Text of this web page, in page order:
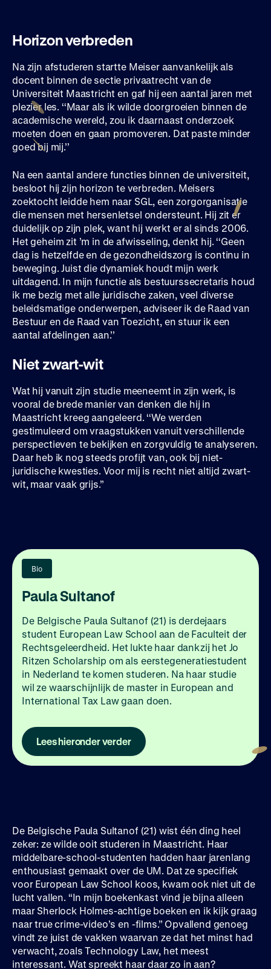
Horizon verbreden
Na zijn afstuderen startte Meiser aanvankelijk als
docent binnen de sectie privaatrecht van de
Universiteit Maastricht en gaf hij een aantal jaren met
plezier les. ‘‘Maar als ik wilde doorgroeien binnen de
academische wereld, zou ik daarnaast onderzoek
moeten doen en gaan promoveren. Dat paste minder
goed bij mij.’’
Na een aantal andere functies binnen de universiteit,
besloot hij zijn horizon te verbreden. Meisers
zoektocht leidde hem naar SGL, een zorgorganisatie
die mensen met hersenletsel ondersteunt. Hij zit er
duidelijk op zijn plek, want hij werkt er al sinds 2006.
Het geheim zit ’m in de afwisseling, denkt hij. ‘‘Geen
dag is hetzelfde en de gezondheidszorg is continu in
beweging. Juist die dynamiek houdt mijn werk
uitdagend. In mijn functie als bestuurssecretaris houd
ik me bezig met alle juridische zaken, veel diverse
beleidsmatige onderwerpen, adviseer ik de Raad van
Bestuur en de Raad van Toezicht, en stuur ik een
aantal afdelingen aan.’’
Niet zwart-wit
Wat hij vanuit zijn studie meeneemt in zijn werk, is
vooral de brede manier van denken die hij in
Maastricht kreeg aangeleerd. ‘‘We werden
gestimuleerd om vraagstukken vanuit verschillende
perspectieven te bekijken en zorgvuldig te analyseren.
Daar heb ik nog steeds profijt van, ook bij niet-
juridische kwesties. Voor mij is recht niet altijd zwart-
wit, maar vaak grijs.’’
Bio
Paula Sultanof
De Belgische Paula Sultanof (21) is derdejaars
student European Law School aan de Faculteit der
Rechtsgeleerdheid. Het lukte haar dankzij het Jo
Ritzen Scholarship om als eerstegeneratiestudent
in Nederland te komen studeren. Na haar studie
wil ze waarschijnlijk de master in European and
International Tax Law gaan doen.
Lees hieronder verder
De Belgische Paula Sultanof (21) wist één ding heel
zeker: ze wilde ooit studeren in Maastricht. Haar
middelbare-school-studenten hadden haar jarenlang
enthousiast gemaakt over de UM. Dat ze specifiek
voor European Law School koos, kwam ook niet uit de
lucht vallen. “In mijn boekenkast vind je bijna alleen
maar Sherlock Holmes-achtige boeken en ik kijk graag
naar true crime-video’s en -films.” Opvallend genoeg
vindt ze juist de vakken waarvan ze dat het minst had
verwacht, zoals Technology Law, het meest
interessant. Wat spreekt haar daar zo in aan?